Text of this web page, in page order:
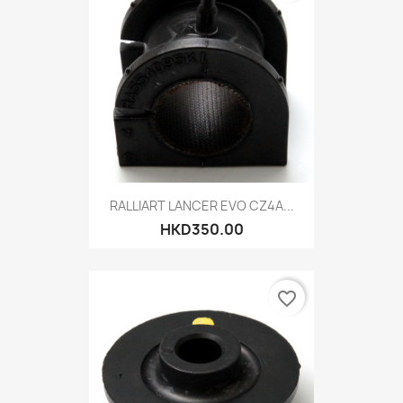
RALLIART LANCER EVO CZ4A...
HKD350.00
favorite_border